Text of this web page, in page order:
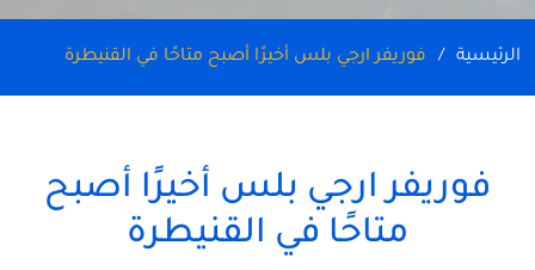
الرئيسية فوريفر ارجي بلس أخيرًا أصبح متاحًا في القنيطرة
فوريفر ارجي بلس أخيرًا أصبح
متاحًا في القنيطرة